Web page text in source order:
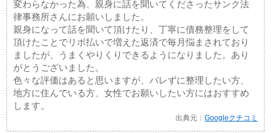
変わらなかった為、親身に話を聞いてくださったサンク法
律事務所さんにお願いしました。
親身になって話を聞いて頂けたり、丁寧に債務整理をして
頂けたことでリボ払いで増えた返済で毎月悩まされており
ましたが、うまくやりくりできるようになりました。あり
がとうございました。
色々な評価はあると思いますが、バレずに整理したい方、
地方に住んでいる方、女性でお願いしたい方にはおすすめ
します。
出典元：Googleクチコミ